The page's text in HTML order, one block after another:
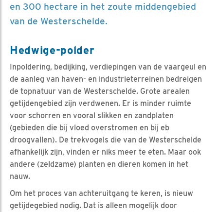
en 300 hectare in het zoute middengebied
van de Westerschelde.
Hedwige-polder
Inpoldering, bedijking, verdiepingen van de vaargeul en
de aanleg van haven- en industrieterreinen bedreigen
de topnatuur van de Westerschelde. Grote arealen
getijdengebied zijn verdwenen. Er is minder ruimte
voor schorren en vooral slikken en zandplaten
(gebieden die bij vloed overstromen en bij eb
droogvallen). De trekvogels die van de Westerschelde
afhankelijk zijn, vinden er niks meer te eten. Maar ook
andere (zeldzame) planten en dieren komen in het
nauw.
Om het proces van achteruitgang te keren, is nieuw
getijdegebied nodig. Dat is alleen mogelijk door